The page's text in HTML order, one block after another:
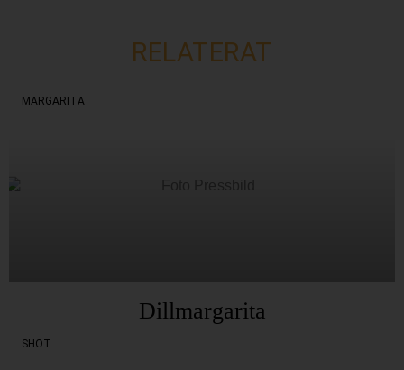
RELATERAT
MARGARITA
Dillmargarita
SHOT